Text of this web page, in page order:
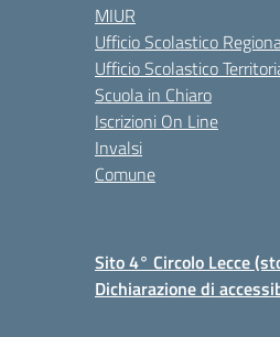
MIUR
Ufficio Scolastico
Ufficio Scolastico
Scuola in Chiaro
Iscrizioni On Line
Invalsi
Comune
Sito 4° Circolo Lecce
Dichiarazione di